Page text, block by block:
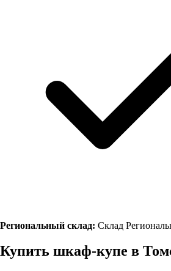
Региональный склад: Склад
Купить шкаф-купе в